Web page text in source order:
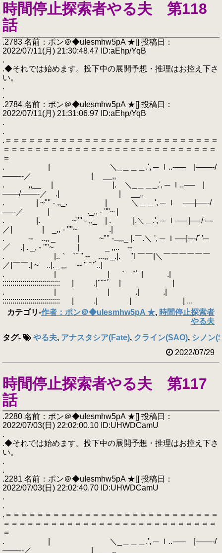
時間停止探索者やる夫 第118
話
.2783 名前：ポン＠◆uIesmhw5pA ★[] 投稿日：
2022/07/11(月) 21:30:48.47 ID:aEhp/YqB
.
.◆それでは始めます。投下中の展開予想・推理はお控え下さ
い。
.
.
.2784 名前：ポン＠◆uIesmhw5pA ★[] 投稿日：
2022/07/11(月) 21:31:06.97 ID:aEhp/YqB
.
.
.＝＝＝＝＝＝＝＝＝＝＝＝＝＝＝＝＝＝＝＝＝＝＝＝＝＝＝
＝＝＝＝＝＝＝＝＝＝＝＝＝＝＝＝＝＝＝＝＝＝＝＝＝＝＝
＝
. | ＼_＿＿＿.', ─ ｌ..‐── |───‐/
───‐‐／ | __,,
. ,,__ | |. ＼_＿＿_.', ─ ｌ..── |
───/───‐／ .| | __,,
. | ~"'' - ,,_. | ＼＿＿', ─ ｌ ──|──‐/
──‐／ | ._,, - ''"~ |
. |. ~"'' - ,,_ | . |.＼＿.', ─ ｌ── |──/ ─‐
／| | _,, - ''"~ .|
. ‐- ..,, _ | ~"'' -..,,,_ |.￣.＼ ', ─ ｌ──|─‐/ﾞ'─
／ .| . _, - ''"~ | _ ,,.. -‐
. |..｀゛¨ '' ‐- ...,, _.|. ''l ￣￣|＼￣￣￣￣￣￣
／|￣￣.| ~ ..|._ ,,. -‐ '' ¨"´..|
. | | ｀゛ﾞ | .|
::::::::::::::::::::::::::::: | .|''''"´ | |
. | | .| .|
::::::::::::::::::::::::::::: | .| | | ...
カテゴリ-作者：ポン＠◆uIesmhw5pA ★, 時間停止探索者
やる夫
タグ- やる夫, アナスタシア(Fate), クライン(SAO), シノン
2022/07/29
時間停止探索者やる夫 第117
話
.2280 名前：ポン＠◆uIesmhw5pA ★[] 投稿日：
2022/07/03(日) 22:02:00.10 ID:UHWDCamU
.
.◆それでは始めます。投下中の展開予想・推理はお控え下さ
い。
.
.
.2281 名前：ポン＠◆uIesmhw5pA ★[] 投稿日：
2022/07/03(日) 22:02:40.70 ID:UHWDCamU
.
.
.＝＝＝＝＝＝＝＝＝＝＝＝＝＝＝＝＝＝＝＝＝＝＝＝＝＝＝
＝＝＝＝＝＝＝＝＝＝＝＝＝＝＝＝＝＝＝＝＝＝＝＝＝＝＝
＝
. | ＼_＿＿＿.', ─ ｌ..‐── |───‐/
───‐‐／ | __,,